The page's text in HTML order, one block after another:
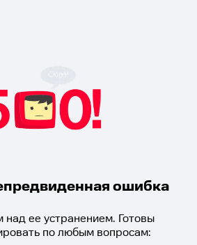
ошибка
ее устранением. Готовы
по любым вопросам: